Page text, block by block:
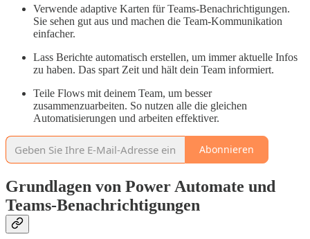
Verwende adaptive Karten für Teams-Benachrichtigungen.
Sie sehen gut aus und machen die Team-Kommunikation
einfacher.
Lass Berichte automatisch erstellen, um immer aktuelle Infos
zu haben. Das spart Zeit und hält dein Team informiert.
Teile Flows mit deinem Team, um besser
zusammenzuarbeiten. So nutzen alle die gleichen
Automatisierungen und arbeiten effektiver.
Abonnieren
Grundlagen von Power Automate und
Teams-Benachrichtigungen